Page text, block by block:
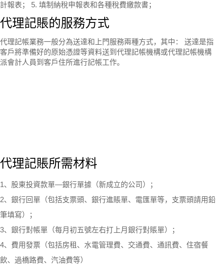
計報表； 5. 填制納稅申報表和各種稅費繳款書；
代理記賬的服務方式
代理記帳業務一般分為送達和上門服務兩種方式，其中： 送達是指
客戶將準備好的原始憑證等資料送到代理記帳機構或代理記帳機構
派會計人員到客戶住所進行記帳工作。
代理記賬所需材料
1、股東投資款單—銀行單據（新成立的公司）；
2、銀行回單（包括支票頭、銀行進賬單、電匯單等，支票頭請用鉛
筆填寫）；
3、銀行對帳單（每月初五號左右打上月銀行對賬單）；
4、費用發票（包括房租、水電管理費、交通費、通訊費、住宿餐
飲、過橋路費、汽油費等）